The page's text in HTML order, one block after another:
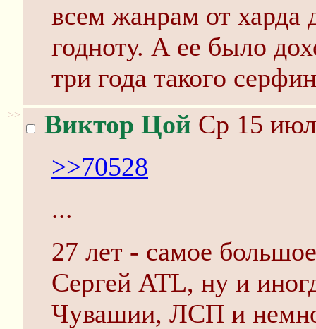
всем жанрам от харда
годноту. А ее было
три года такого
>> Виктор Цой Ср 15
>>70528
...
27 лет - самое
Сергей ATL, ну и
Чувашии, ЛСП и